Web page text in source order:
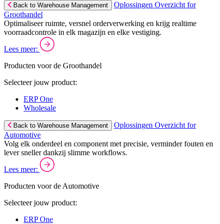
Back to Warehouse Management
Oplossingen Overzicht for
Groothandel
Optimaliseer ruimte, versnel orderverwerking en krijg realtime
voorraadcontrole in elk magazijn en elke vestiging.
Lees meer:
Producten voor de Groothandel
Selecteer jouw product:
ERP One
Wholesale
Back to Warehouse Management
Oplossingen Overzicht for
Automotive
Volg elk onderdeel en component met precisie, verminder fouten en
lever sneller dankzij slimme workflows.
Lees meer:
Producten voor de Automotive
Selecteer jouw product:
ERP One